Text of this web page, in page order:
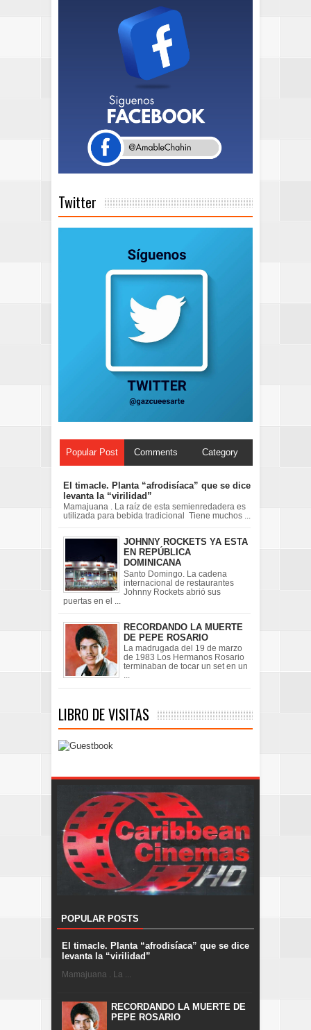
Twitter
Popular Post Comments Category
El timacle. Planta “afrodisíaca” que se dice
levanta la “virilidad”
Mamajuana . La raíz de esta semienredadera es
utilizada para bebida tradicional Tiene muchos ...
JOHNNY ROCKETS YA ESTA
EN REPÚBLICA
DOMINICANA
Santo Domingo. La cadena
internacional de restaurantes
Johnny Rockets abrió sus
puertas en el ...
RECORDANDO LA MUERTE
DE PEPE ROSARIO
La madrugada del 19 de marzo
de 1983 Los Hermanos Rosario
terminaban de tocar un set en un
...
LIBRO DE VISITAS
POPULAR POSTS
El timacle. Planta “afrodisíaca” que se dice
levanta la “virilidad”
Mamajuana . La ...
RECORDANDO LA MUERTE DE
PEPE ROSARIO